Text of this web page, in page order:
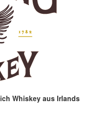
Whiskey aus Irlands